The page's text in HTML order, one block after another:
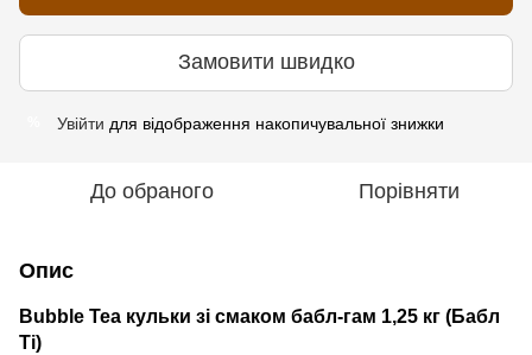
Замовити швидко
Увійти для відображення накопичувальної знижки
До обраного Порівняти
Опис
Bubble Tea кульки зі смаком бабл-гам 1,25 кг (Бабл
Ті)